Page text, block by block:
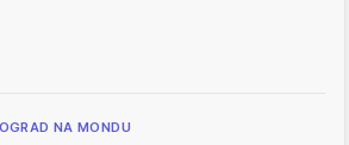
NA MONDU